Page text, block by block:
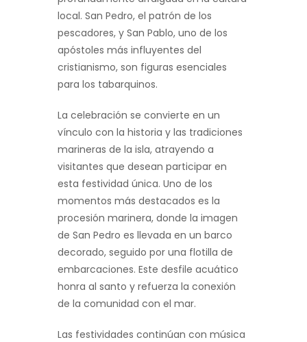
local. San Pedro, el patrón de los
pescadores, y San Pablo, uno de los
apóstoles más influyentes del
cristianismo, son figuras esenciales
para los tabarquinos.
La celebración se convierte en un
vínculo con la historia y las tradiciones
marineras de la isla, atrayendo a
visitantes que desean participar en
esta festividad única. Uno de los
momentos más destacados es la
procesión marinera, donde la imagen
de San Pedro es llevada en un barco
decorado, seguido por una flotilla de
embarcaciones. Este desfile acuático
honra al santo y refuerza la conexión
de la comunidad con el mar.
Las festividades continúan con música